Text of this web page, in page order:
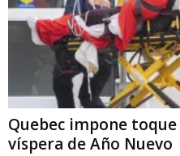
Quebec impone
víspera de Año Nuevo